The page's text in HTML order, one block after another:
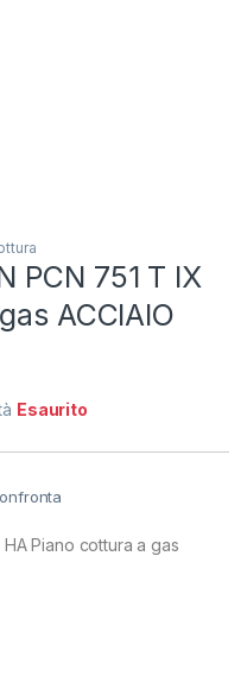
PCN 751 T IX
ACCIAIO
Esaurito
HA Piano cottura a gas